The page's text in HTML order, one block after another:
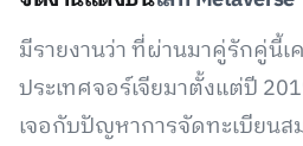
มีรายงานว่า ที่ผ่านมาคู่รักคู่นี้
ประเทศจอร์เจียมาตั้งแต่ปี
เจอกับปัญหาการจัดทะเบียน